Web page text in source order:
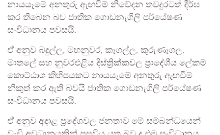
නායයෑමේ අනතුරු ඇඟවීම් නිවේදන තවදුරටත් දීර්ඝ
කර තිබෙන බව ජාතික ගොඩනැගිලි පර්යේෂණ
සංවිධානය පවසයි.
ඒ අනුව බදුල්ල, මහනුවර, කෑගල්ල, කුරුණෑගල,
මාතලේ සහ නුවරඑළිය දිස්ත්‍රික්කවල ප්‍රාදේශීය ලේකම්
කොට්ඨාශ කිහිපයකට නායයෑමේ අනතුරු ඇඟවීම්
නිකුත් කර ඇති බවයි ජාතික ගොඩනැගිලි පර්යේෂණ
සංවිධානය පවසයි.
ඒ අනුව අදාළ ප්‍රදේශවල ජනතාව මේ සම්බන්ධයෙන්